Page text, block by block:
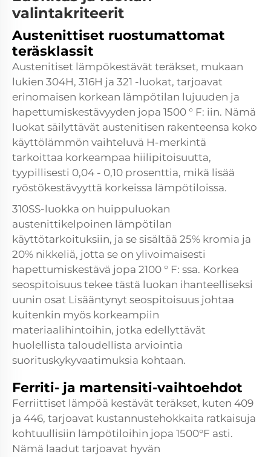
valintakriteerit
Austenittiset ruostumattomat
teräsklassit
Austenitiset lämpökestävät teräkset, mukaan
lukien 304H, 316H ja 321 -luokat, tarjoavat
erinomaisen korkean lämpötilan lujuuden ja
hapettumiskestävyyden jopa 1500 ° F: iin. Nämä
luokat säilyttävät austenitisen rakenteensa koko
käyttölämmön vaihteluvä H-merkintä
tarkoittaa korkeampaa hiilipitoisuutta,
tyypillisesti 0,04 - 0,10 prosenttia, mikä lisää
ryöstökestävyyttä korkeissa lämpötiloissa.
310SS-luokka on huippuluokan
austenittikelpoinen lämpötilan
käyttötarkoituksiin, ja se sisältää 25% kromia ja
20% nikkeliä, jotta se on ylivoimaisesti
hapettumiskestävä jopa 2100 ° F: ssa. Korkea
seospitoisuus tekee tästä luokan ihanteelliseksi
uunin osat Lisääntynyt seospitoisuus johtaa
kuitenkin myös korkeampiin
materiaalihintoihin, jotka edellyttävät
huolellista taloudellista arviointia
suorituskykyvaatimuksia kohtaan.
Ferriti- ja martensiti-vaihtoehdot
Ferriittiset lämpöä kestävät teräkset, kuten 409
ja 446, tarjoavat kustannustehokkaita ratkaisuja
kohtuullisiin lämpötiloihin jopa 1500°F asti.
Nämä laadut tarjoavat hyvän